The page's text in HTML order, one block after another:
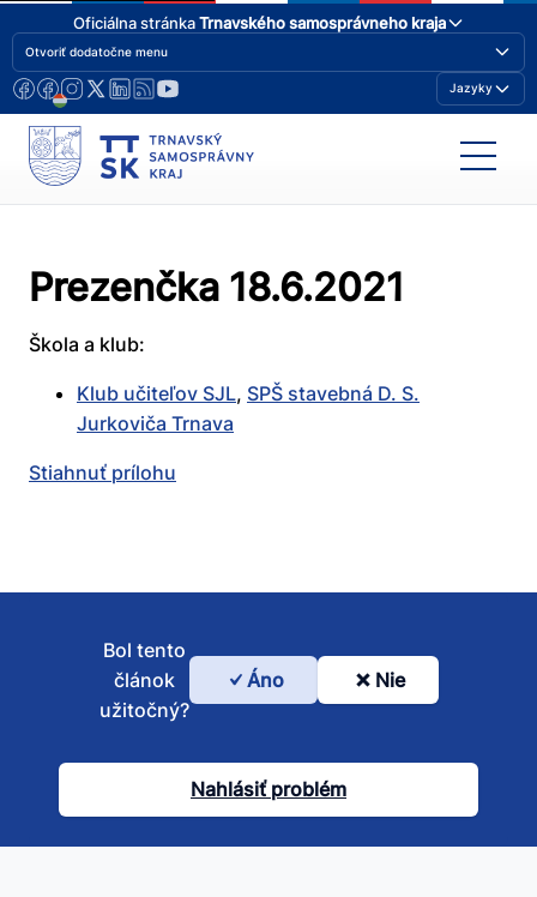
Oficiálna stránkaTrnavského samosprávneho kraja
Otvoriť dodatočne menu
Jazyky
Prezenčka 18.6.2021
Škola a klub:
Klub učiteľov SJL, SPŠ stavebná D. S.
Jurkoviča Trnava
Stiahnuť prílohu
Bol
článok
užitočný?
Bol tento
článok
užitočný?
Áno Nie
Nahlásiť problém